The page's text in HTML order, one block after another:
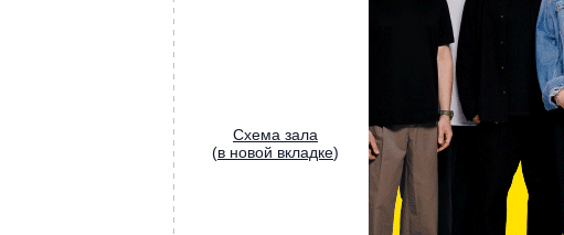
Cхема зала
(в новой вкладке)